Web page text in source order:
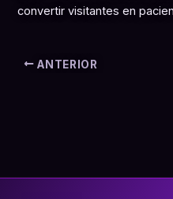
convertir visitantes en
ANTERIOR